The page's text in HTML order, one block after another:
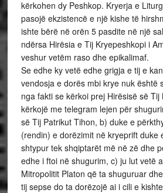
kërkohen dy Peshkop. Kryerja e
pasojë ekzistencë e një kishe të
ishte bërë në orën 5 pasdite në një
ndërsa Hirësia e Tij Kryepeshkopi i
veshur vetëm raso dhe epikalimaf.
Se edhe ky vetë edhe grigja e tij e
vendosja e dorës mbi krye nuk është
nga fakti se kërkoi prej Hirësisë së
kërkojë me telegram lejen për
së Tij Patrikut Tihon, b) duke e
(rendin) e dorëzimit në kryeprift duke
shtypur tek shqiptarët më në zë dhe
edhe i ftoi në shugurim, c) ju lut vetë
Mitropolitit Platon që ta shuguruar
tij sepse do ta dorëzojë ai i cili e